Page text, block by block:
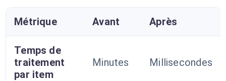
Métrique Avant Après
Temps de
traitement
par item
Minutes Millisecondes